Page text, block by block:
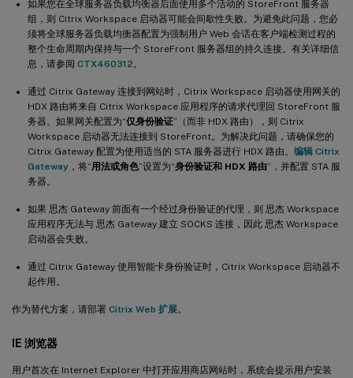
如果您在全球服务器负载均衡器后面使用多个活动的 StoreFront 服务器
组，则 Citrix Workspace 启动器可能会间歇性失败。为避免此问题，您必
须将全球服务器负载均衡器配置为强制用户 Web 会话在客户端检测过程的
整个生命周期内保持与一个 StoreFront 服务器组的持久连接。有关详细信
息，请参阅 CTX460312 。
通过 Citrix Gateway 连接到网站时，Citrix Workspace 启动器使用网关的
HDX 路由将来自 Citrix Workspace 应用程序的请求代理回 StoreFront 服
务器。如果网关配置为“仅身份验证”（而非 HDX 路由），则 Citrix
Workspace 启动器无法连接到 StoreFront。为解决此问题，请确保您的
Citrix Gateway 配置为使用适当的 STA 服务器进行 HDX 路由。 编辑 Citrix
Gateway ，将“用法或角色”设置为“身份验证和 HDX 路由”，并配置 STA 服
务器。
如果 思杰 Gateway 前面有一个经过身份验证的代理，则 思杰 Workspace
应用程序无法与 思杰 Gateway 建立 SOCKS 连接，因此 思杰 Workspace
启动器会失败。
通过 Citrix Gateway 使用智能卡身份验证时，Citrix Workspace 启动器不
起作用。
作为替代方案，请部署 Citrix Web 扩展。
IE 浏览器
用户首次在 Internet Explorer 中打开应用商店网站时，系统会提示用户安装